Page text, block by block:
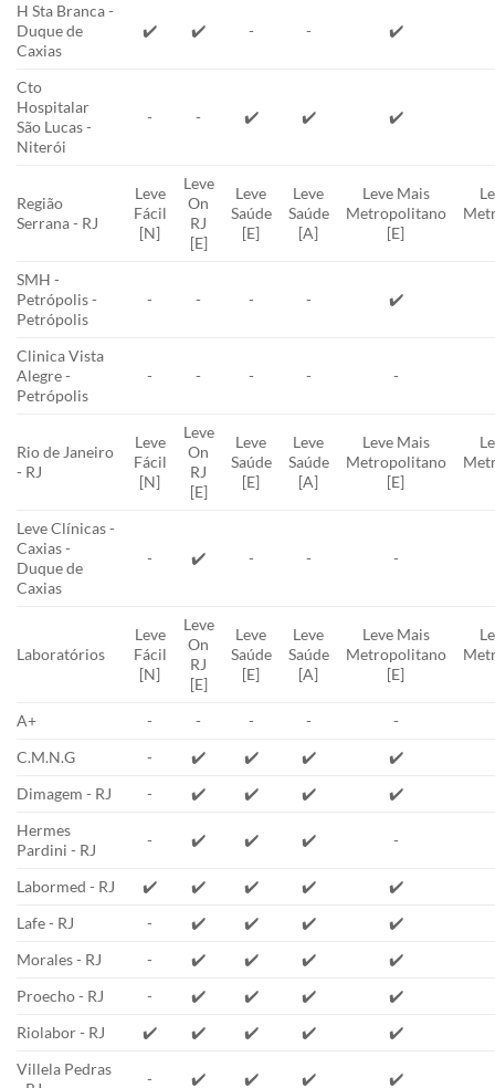
H Sta Branca -
Duque de
Caxias
✔️ ✔️ - - ✔️
Cto
Hospitalar
São Lucas -
Niterói
- - ✔️ ✔️ ✔️
Região
Serrana - RJ
Leve
Fácil
[N]
Leve
On
RJ
[E]
Leve
Saúde
[E]
Leve
Saúde
[A]
Leve Mais
Metropolitano
[E]
SMH -
Petrópolis -
Petrópolis
- - - - ✔️
Clinica Vista
Alegre -
Petrópolis
- - - - -
Rio de Janeiro
- RJ
Leve
Fácil
[N]
Leve
On
RJ
[E]
Leve
Saúde
[E]
Leve
Saúde
[A]
Leve Mais
Metropolitano
[E]
Leve Clínicas -
Caxias -
Duque de
Caxias
- ✔️ - - -
Laboratórios
Leve
Fácil
[N]
Leve
On
RJ
[E]
Leve
Saúde
[E]
Leve
Saúde
[A]
Leve Mais
Metropolitano
[E]
A+ - - - -
-
C.M.N.G
- ✔️ ✔️ ✔️
✔️
Dimagem - RJ
- ✔️ ✔️ ✔️
✔️
Hermes
Pardini - RJ
- ✔️ ✔️ ✔️ -
Labormed - RJ ✔️ ✔️ ✔️ ✔️
✔️
Lafe - RJ
- ✔️ ✔️ ✔️
✔️
Morales - RJ
- ✔️ ✔️ ✔️
✔️
Proecho - RJ
- ✔️ ✔️ ✔️
✔️
Riolabor - RJ
✔️ ✔️ ✔️ ✔️
✔️
Villela Pedras
- ✔️ ✔️ ✔️ ✔️